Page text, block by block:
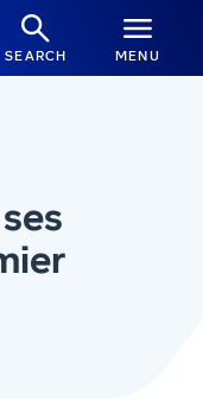
SEARCH MENU